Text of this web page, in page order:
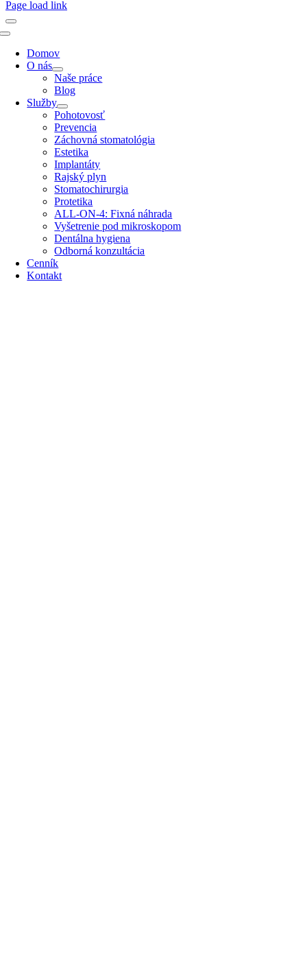
Page load link
Toggle
NavigationDomov
O nás
Naše práce
Blog
Služby
Pohotovosť
Prevencia
Záchovná stomatológia
Estetika
Implantáty
Rajský plyn
Stomatochirurgia
Protetika
ALL-ON-4: Fixná náhrada
Vyšetrenie pod mikroskopom
Dentálna hygiena
Odborná konzultácia
Cenník
Kontakt